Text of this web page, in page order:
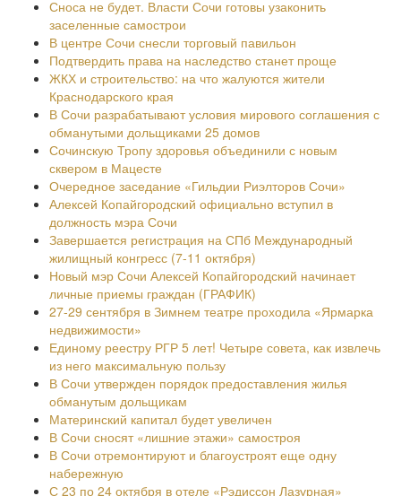
Сноса не будет. Власти Сочи готовы узаконить
заселенные самострои
В центре Сочи снесли торговый павильон
Подтвердить права на наследство станет проще
ЖКХ и строительство: на что жалуются жители
Краснодарского края
В Сочи разрабатывают условия мирового соглашения с
обманутыми дольщиками 25 домов
Сочинскую Тропу здоровья объединили с новым
сквером в Мацесте
Очередное заседание «Гильдии Риэлторов Сочи»
Алексей Копайгородский официально вступил в
должность мэра Сочи
Завершается регистрация на СПб Международный
жилищный конгресс (7-11 октября)
Новый мэр Сочи Алексей Копайгородский начинает
личные приемы граждан (ГРАФИК)
27-29 сентября в Зимнем театре проходила «Ярмарка
недвижимости»
Единому реестру РГР 5 лет! Четыре совета, как извлечь
из него максимальную пользу
В Сочи утвержден порядок предоставления жилья
обманутым дольщикам
Материнский капитал будет увеличен
В Сочи сносят «лишние этажи» самостроя
В Сочи отремонтируют и благоустроят еще одну
набережную
С 23 по 24 октября в отеле «Рэдиссон Лазурная»